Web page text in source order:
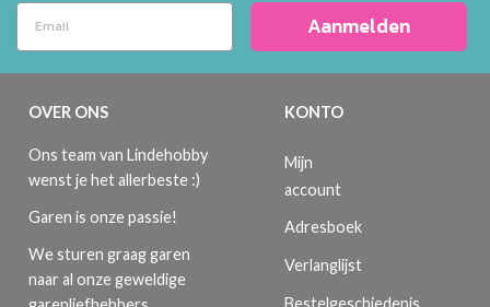
Aanmelden
OVER ONS
Ons team van Lindehobby
wenst je het allerbeste :)
Garen is onze passie!
We sturen graag garen
naar al onze geweldige
KONTO
Mijn
account
Adresboek
Verlanglijst
Bestelgeschiedenis